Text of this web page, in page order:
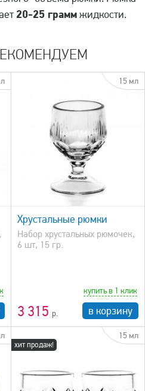
20-25 граммжидкости.
15 мл
Хрустальные рюмки
Набор хрустальных рюмочек,
6 шт, 15 гр.
3 315
купить в 1 клик
в корзину
хит продаж!
15 мл